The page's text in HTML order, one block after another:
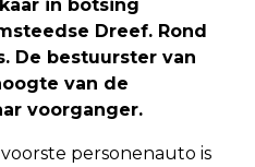
in botsing
Dreef. Rond
De bestuurster van
van de
voorganger.
personenauto is